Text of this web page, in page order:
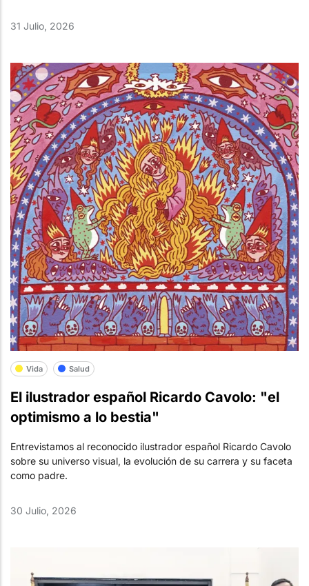
31 Julio, 2026
Vida Salud
El ilustrador español Ricardo Cavolo: "el
optimismo a lo bestia"
Entrevistamos al reconocido ilustrador español Ricardo Cavolo
sobre su universo visual, la evolución de su carrera y su faceta
como padre.
30 Julio, 2026